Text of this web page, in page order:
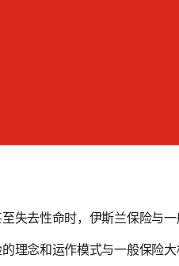
失去性命时，伊斯兰保险与
理念和运作模式与一般保险